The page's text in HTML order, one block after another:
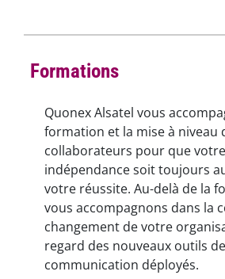
Formations
Quonex Alsatel vous
formation et la mise à niveau
collaborateurs pour que votre
indépendance soit toujours
votre réussite. Au-delà de la
vous accompagnons dans la
changement de votre
regard des nouveaux outils de
communication déployés.